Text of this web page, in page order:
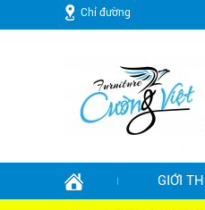
Chỉ đường
GIỚI